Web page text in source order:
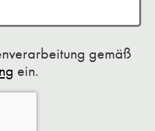
gemäß
ein.